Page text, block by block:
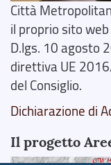
Città
il proprio sito
D.lgs. 10 agosto
direttiva UE
del Consiglio.
Dichiarazione di
Il progetto